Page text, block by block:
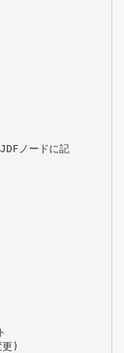
ノードに記
更)